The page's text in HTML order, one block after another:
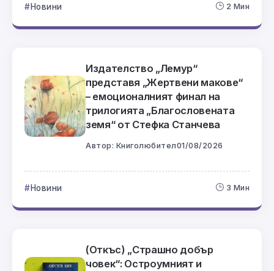
Новини 2 Мин
Издателство „Лемур“
представя „Жертвени макове“
– емоционалният финал на
трилогията „Благословената
земя“ от Стефка Станчева
Автор: Книголюбител01/08/2026
Новини 3 Мин
(Откъс) „Страшно добър
човек“: Остроумният и